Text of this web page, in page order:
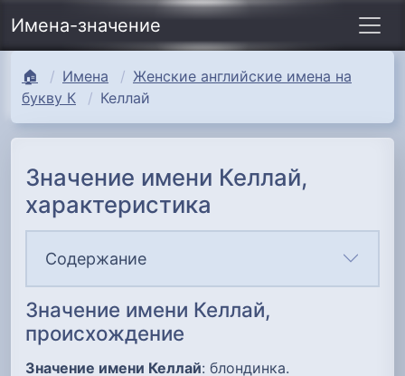
Имена-значение
🏠 Имена
Женские английские имена на
букву К
Келлай
Значение имени Келлай,
характеристика
Содержание
Значение имени Келлай,
происхождение
Значение имени Келлай: блондинка.